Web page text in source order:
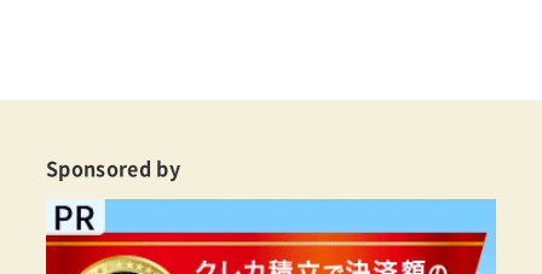
Sponsored by